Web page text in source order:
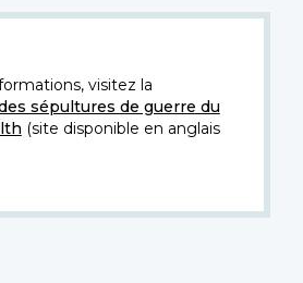
visitez la
sépultures de guerre du
(site disponible en anglais